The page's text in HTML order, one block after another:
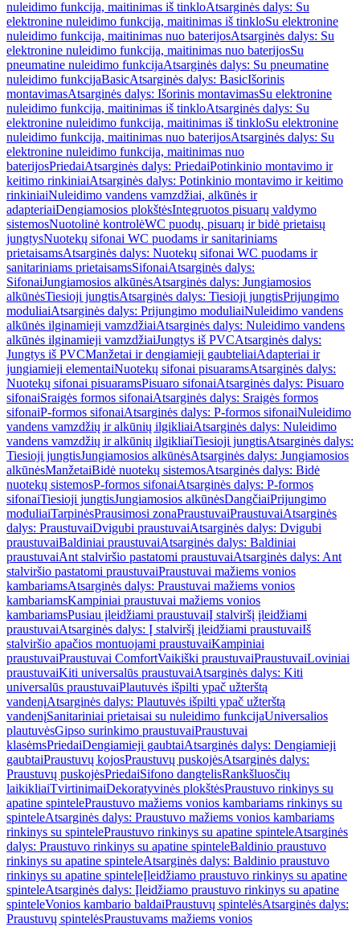
nuleidimo funkcija, maitinimas iš tinkloAtsarginės dalys: Su
elektronine nuleidimo funkcija, maitinimas iš tinkloSu elektronine
nuleidimo funkcija, maitinimas nuo baterijosAtsarginės dalys: Su
elektronine nuleidimo funkcija, maitinimas nuo baterijosSu
pneumatine nuleidimo funkcijaAtsarginės dalys: Su pneumatine
nuleidimo funkcijaBasicAtsarginės dalys: BasicIšorinis
montavimasAtsarginės dalys: Išorinis montavimasSu elektronine
nuleidimo funkcija, maitinimas iš tinkloAtsarginės dalys: Su
elektronine nuleidimo funkcija, maitinimas iš tinkloSu elektronine
nuleidimo funkcija, maitinimas nuo baterijosAtsarginės dalys: Su
elektronine nuleidimo funkcija, maitinimas nuo
baterijosPriedaiAtsarginės dalys: PriedaiPotinkinio montavimo ir
keitimo rinkiniaiAtsarginės dalys: Potinkinio montavimo ir keitimo
rinkiniaiNuleidimo vandens vamzdžiai, alkūnės ir
adapteriaiDengiamosios plokštėsIntegruotos pisuarų valdymo
sistemosNuotolinė kontrolėWC puodų, pisuarų ir bidė prietaisų
jungtysNuotekų sifonai WC puodams ir sanitariniams
prietaisamsAtsarginės dalys: Nuotekų sifonai WC puodams ir
sanitariniams prietaisamsSifonaiAtsarginės dalys:
SifonaiJungiamosios alkūnėsAtsarginės dalys: Jungiamosios
alkūnėsTiesioji jungtisAtsarginės dalys: Tiesioji jungtisPrijungimo
moduliaiAtsarginės dalys: Prijungimo moduliaiNuleidimo vandens
alkūnės ilginamieji vamzdžiaiAtsarginės dalys: Nuleidimo vandens
alkūnės ilginamieji vamzdžiaiJungtys iš PVCAtsarginės dalys:
Jungtys iš PVCManžetai ir dengiamieji gaubteliaiAdapteriai ir
jungiamieji elementaiNuotekų sifonai pisuaramsAtsarginės dalys:
Nuotekų sifonai pisuaramsPisuaro sifonaiAtsarginės dalys: Pisuaro
sifonaiSraigės formos sifonaiAtsarginės dalys: Sraigės formos
sifonaiP-formos sifonaiAtsarginės dalys: P-formos sifonaiNuleidimo
vandens vamzdžių ir alkūnių ilgikliaiAtsarginės dalys: Nuleidimo
vandens vamzdžių ir alkūnių ilgikliaiTiesioji jungtisAtsarginės dalys:
Tiesioji jungtisJungiamosios alkūnėsAtsarginės dalys: Jungiamosios
alkūnėsManžetaiBidė nuotekų sistemosAtsarginės dalys: Bidė
nuotekų sistemosP-formos sifonaiAtsarginės dalys: P-formos
sifonaiTiesioji jungtisJungiamosios alkūnėsDangčiaiPrijungimo
moduliaiTarpinėsPrausimosi zonaPraustuvaiPraustuvaiAtsarginės
dalys: PraustuvaiDvigubi praustuvaiAtsarginės dalys: Dvigubi
praustuvaiBaldiniai praustuvaiAtsarginės dalys: Baldiniai
praustuvaiAnt stalviršio pastatomi praustuvaiAtsarginės dalys: Ant
stalviršio pastatomi praustuvaiPraustuvai mažiems vonios
kambariamsAtsarginės dalys: Praustuvai mažiems vonios
kambariamsKampiniai praustuvai mažiems vonios
kambariamsPusiau įleidžiami praustuvaiĮ stalviršį įleidžiami
praustuvaiAtsarginės dalys: Į stalviršį įleidžiami praustuvaiIš
stalviršio apačios montuojami praustuvaiKampiniai
praustuvaiPraustuvai ComfortVaikiški praustuvaiPraustuvaiLoviniai
praustuvaiKiti universalūs praustuvaiAtsarginės dalys: Kiti
universalūs praustuvaiPlautuvės išpilti ypač užterštą
vandenįAtsarginės dalys: Plautuvės išpilti ypač užterštą
vandenįSanitariniai prietaisai su nuleidimo funkcijaUniversalios
plautuvėsGipso surinkimo praustuvaiPraustuvai
klasėmsPriedaiDengiamieji gaubtaiAtsarginės dalys: Dengiamieji
gaubtaiPraustuvų kojosPraustuvų puskojėsAtsarginės dalys:
Praustuvų puskojėsPriedaiSifono dangtelisRankšluosčių
laikikliaiTvirtinimaiDekoratyvinės plokštėsPraustuvo rinkinys su
apatine spintelePraustuvo mažiems vonios kambariams rinkinys su
spinteleAtsarginės dalys: Praustuvo mažiems vonios kambariams
rinkinys su spintelePraustuvo rinkinys su apatine spinteleAtsarginės
dalys: Praustuvo rinkinys su apatine spinteleBaldinio praustuvo
rinkinys su apatine spinteleAtsarginės dalys: Baldinio praustuvo
rinkinys su apatine spinteleĮleidžiamo praustuvo rinkinys su apatine
spinteleAtsarginės dalys: Įleidžiamo praustuvo rinkinys su apatine
spinteleVonios kambario baldaiPraustuvų spintelėsAtsarginės dalys:
Praustuvų spintelėsPraustuvams mažiems vonios